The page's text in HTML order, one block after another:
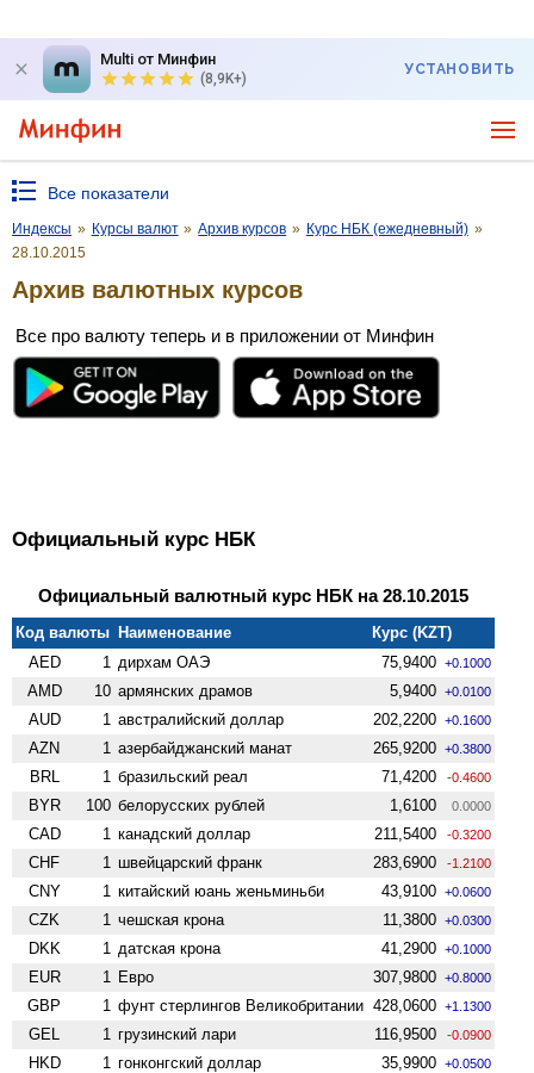
Multi от Минфин
(8,9K+)
УСТАНОВИТЬ
Все показатели
Индексы » Курсы валют » Архив курсов » Курс НБК (ежедневный) »
28.10.2015
Архив валютных курсов
Все про валюту теперь и в приложении от Минфин
Официальный курс НБК
Официальный валютный курс НБК на 28.10.2015
Код валюты Наименование
Курс (KZT)
AED
1 дирхам ОАЭ 75,9400 +0.1000
AMD 10 армянских драмов 5,9400 +0.0100
AUD 1 австралийский доллар 202,2200 +0.1600
AZN 1 азербайджанский манат 265,9200 +0.3800
BRL 1 бразильский реал 71,4200 -0.4600
BYR 100 белорусских рублей 1,6100 0.0000
CAD 1 канадский доллар 211,5400 -0.3200
CHF 1 швейцарский франк 283,6900 -1.2100
CNY 1 китайский юань женьминьби 43,9100 +0.0600
CZK 1 чешская крона 11,3800 +0.0300
DKK 1 датская крона 41,2900 +0.1000
EUR 1 Евро 307,9800 +0.8000
GBP 1 фунт стерлингов Велико­британии 428,0600 +1.1300
GEL 1 грузинский лари 116,9500 -0.0900
HKD 1 гонконгский доллар 35,9900 +0.0500